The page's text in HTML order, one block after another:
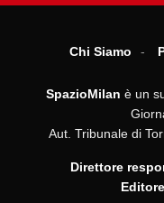
Chi Siamo
SpazioMilan è un
Aut. Tribunale di
Direttore